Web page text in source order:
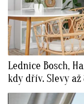
Lednice Bosch,
kdy dřív. Slevy